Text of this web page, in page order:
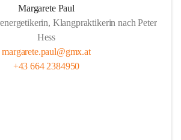
Margarete Paul
Klangpraktikerin nach Peter
Hess
margarete.paul@gmx.at
+43 664 2384950